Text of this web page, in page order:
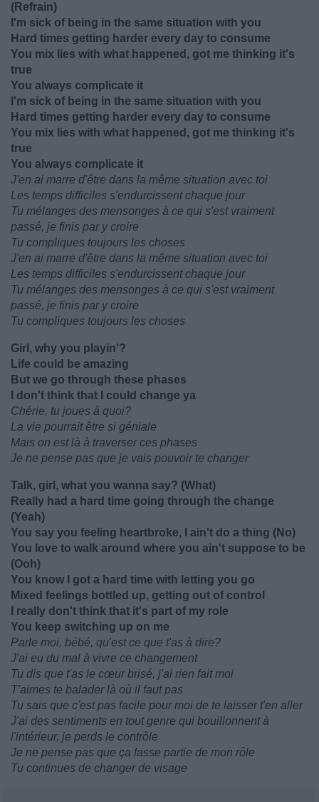
(Refrain)
I'm sick of being in the same situation with you
Hard times getting harder every day to consume
You mix lies with what happened, got me thinking it's
true
You always complicate it
I'm sick of being in the same situation with you
Hard times getting harder every day to consume
You mix lies with what happened, got me thinking it's
true
You always complicate it
J'en ai marre d'être dans la même situation avec toi
Les temps difficiles s'endurcissent chaque jour
Tu mélanges des mensonges à ce qui s'est vraiment
passé, je finis par y croire
Tu compliques toujours les choses
J'en ai marre d'être dans la même situation avec toi
Les temps difficiles s'endurcissent chaque jour
Tu mélanges des mensonges à ce qui s'est vraiment
passé, je finis par y croire
Tu compliques toujours les choses
Girl, why you playin'?
Life could be amazing
But we go through these phases
I don't think that I could change ya
Chérie, tu joues à quoi?
La vie pourrait être si géniale
Mais on est là à traverser ces phases
Je ne pense pas que je vais pouvoir te changer
Talk, girl, what you wanna say? (What)
Really had a hard time going through the change
(Yeah)
You say you feeling heartbroke, I ain't do a thing (No)
You love to walk around where you ain't suppose to be
(Ooh)
You know I got a hard time with letting you go
Mixed feelings bottled up, getting out of control
I really don't think that it's part of my role
You keep switching up on me
Parle moi, bébé, qu'est ce que t'as à dire?
J'ai eu du mal à vivre ce changement
Tu dis que t'as le cœur brisé, j'ai rien fait moi
T'aimes te balader là où il faut pas
Tu sais que c'est pas facile pour moi de te laisser t'en aller
J'ai des sentiments en tout genre qui bouillonnent à
l'intérieur, je perds le contrôle
Je ne pense pas que ça fasse partie de mon rôle
Tu continues de changer de visage